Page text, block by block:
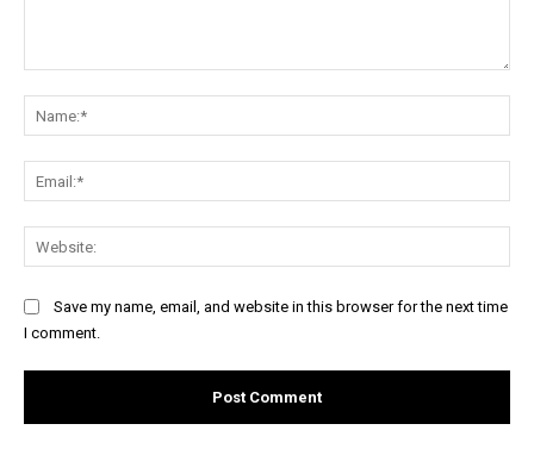
Save my name, email, and website in this browser for the next time
I comment.